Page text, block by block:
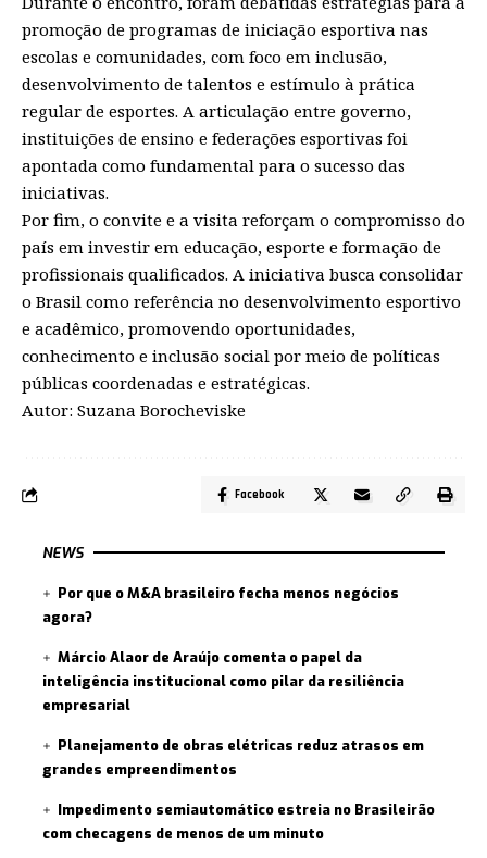
promoção de programas de iniciação esportiva nas
escolas e comunidades, com foco em inclusão,
desenvolvimento de talentos e estímulo à prática
regular de esportes. A articulação entre governo,
instituições de ensino e federações esportivas foi
apontada como fundamental para o sucesso das
iniciativas.
Por fim, o convite e a visita reforçam o compromisso do
país em investir em educação, esporte e formação de
profissionais qualificados. A iniciativa busca consolidar
o Brasil como referência no desenvolvimento esportivo
e acadêmico, promovendo oportunidades,
conhecimento e inclusão social por meio de políticas
públicas coordenadas e estratégicas.
Autor: Suzana Borocheviske
Facebook
NEWS
Por que o M&A brasileiro fecha menos negócios
agora?
Márcio Alaor de Araújo comenta o papel da
inteligência institucional como pilar da resiliência
empresarial
Planejamento de obras elétricas reduz atrasos em
grandes empreendimentos
Impedimento semiautomático estreia no Brasileirão
com checagens de menos de um minuto